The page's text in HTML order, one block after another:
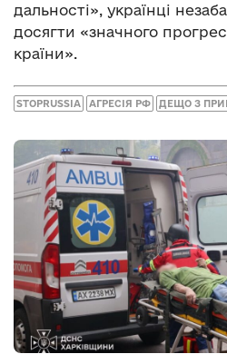
дальності», українці
досягти «значного
країни».
STOPRUSSIA АГРЕСІЯ РФ ДЕЩО З